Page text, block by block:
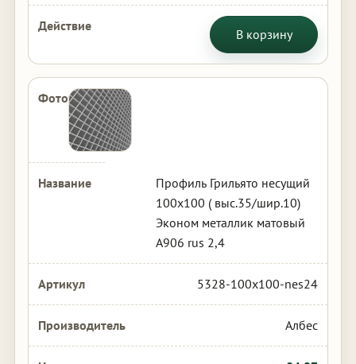
В корзину
Профиль Грильято несущий
100х100 ( выс.35/шир.10)
Эконом металлик матовый
А906 rus 2,4
5328-100x100-nes24
Албес